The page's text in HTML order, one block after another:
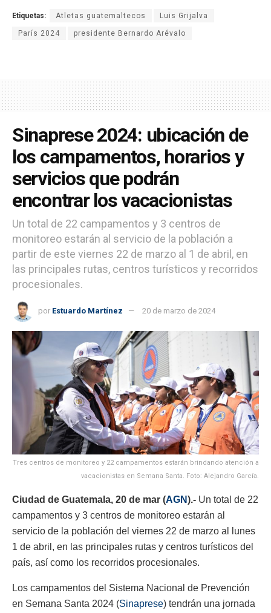
Etiquetas: Atletas guatemaltecos Luis Grijalva
París 2024 presidente Bernardo Arévalo
Sinaprese 2024: ubicación de
los campamentos, horarios y
servicios que podrán
encontrar los vacacionistas
Un total de 22 campamentos y 3 centros de
monitoreo estarán al servicio de la población a
partir de este viernes 22 de marzo al 1 de abril, en
las principales rutas, centros turísticos y recorridos
procesionales.
por Estuardo Martínez 20 de marzo de 2024
Tres centros de monitoreo y 22 campamentos estarán brindando atención a
vacacionistas en Semana Santa. Foto: Alejandro García.
Ciudad de Guatemala, 20 de mar (AGN).- Un total de 22
campamentos y 3 centros de monitoreo estarán al
servicio de la población del viernes 22 de marzo al lunes
1 de abril, en las principales rutas y centros turísticos del
país, así como los recorridos procesionales.
Los campamentos del Sistema Nacional de Prevención
en Semana Santa 2024 (Sinaprese) tendrán una jornada